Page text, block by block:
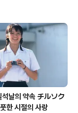
,
날의 약속 チルソク
한 시절의 사랑